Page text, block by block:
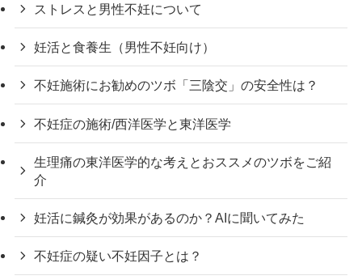
ストレスと男性不妊について
妊活と食養生（男性不妊向け）
不妊施術にお勧めのツボ「三陰交」の安全性は？
不妊症の施術/西洋医学と東洋医学
生理痛の東洋医学的な考えとおススメのツボをご紹
介
妊活に鍼灸が効果があるのか？AIに聞いてみた
不妊症の疑い不妊因子とは？